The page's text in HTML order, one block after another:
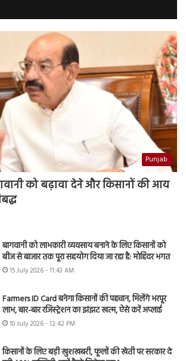
Punjab
को बढ़ावा देने और किसानों की आय
बागवानी को लाभकारी व्यवसाय बनाने के लिए किसानों को
बीज से बाजार तक पूरा सहयोग दिया जा रहा है: मोहिंदर भगत
15 July 2026 - 11:43 AM
Farmers ID Card बनेगा किसानों की पहचान, मिलेंगे भरपूर
लाभ, बार-बार रजिस्ट्रेशन का झंझट खत्म, ऐसे करें अप्लाई
10 July 2026 - 12:42 PM
किसानों के लिए बड़ी खुशखबरी, फूलों की खेती पर सरकार दे